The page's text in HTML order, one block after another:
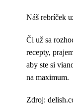
Náš rebríček
Či už sa
recepty,
aby ste si
na maximum.
Zdroj: